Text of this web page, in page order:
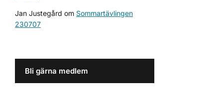
Jan Justegård om Sommartävlingen
230707
Bli gärna medlem